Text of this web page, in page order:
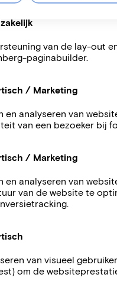
van de lay-out
paginabuilder.
/ Marketing
en analyseren van
van een bezoeker bij
/ Marketing
en analyseren van
van de website te
van visueel
om de